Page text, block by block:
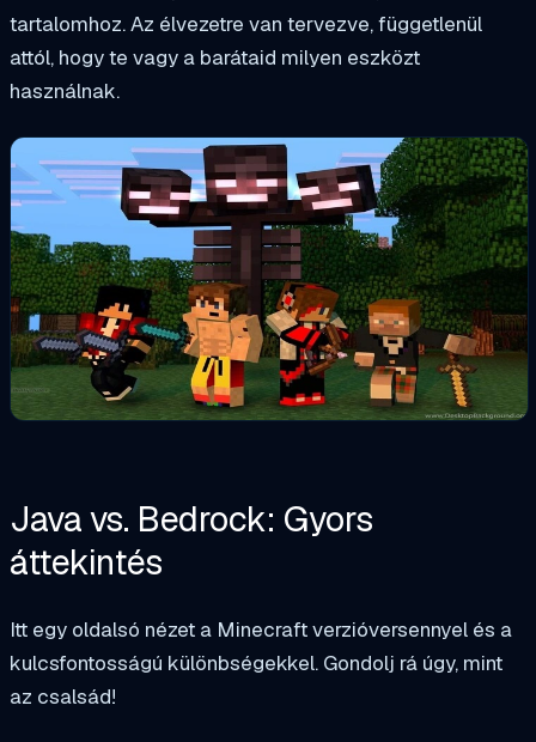
tartalomhoz. Az élvezetre van tervezve, függetlenül
attól, hogy te vagy a barátaid milyen eszközt
használnak.
Java vs. Bedrock: Gyors
áttekintés
Itt egy oldalsó nézet a Minecraft verzióversennyel és a
kulcsfontosságú különbségekkel. Gondolj rá úgy, mint
az csalsád!